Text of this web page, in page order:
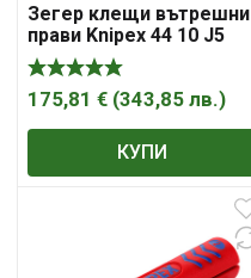
Зегер клещи вътрешни
прави Knipex 44 10 J5
175,81 € (343,85 лв.)
КУПИ